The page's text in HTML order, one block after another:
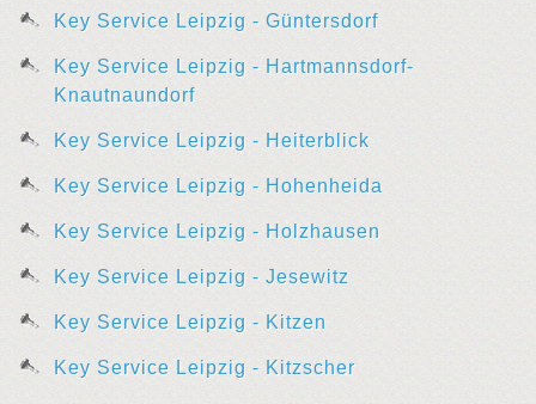
Key Service Leipzig - Güntersdorf
Key Service Leipzig - Hartmannsdorf-
Knautnaundorf
Key Service Leipzig - Heiterblick
Key Service Leipzig - Hohenheida
Key Service Leipzig - Holzhausen
Key Service Leipzig - Jesewitz
Key Service Leipzig - Kitzen
Key Service Leipzig - Kitzscher